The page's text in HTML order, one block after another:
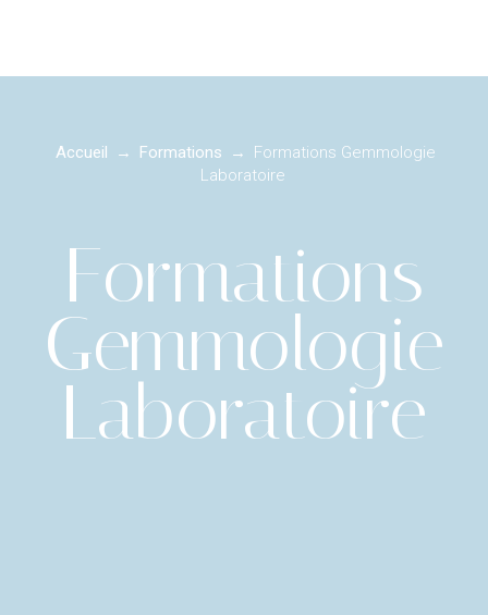
Accueil → Formations →
Formations Gemmologie
Laboratoire
Formations
Gemmologie
Laboratoire